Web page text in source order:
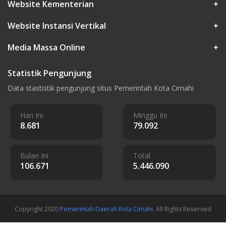
Website Kementerian
+
Website Instansi Vertikal
+
Media Massa Online
+
Statistik Pengunjung
Data stastistik pengunjung situs Pemerintah Kota Cimahi
Hari Ini
8.681
Minggu Ini
79.092
Bulan Ini
106.671
Total
5.446.090
Copyright 2020 Pemerintah Daerah Kota Cimahi. All Rights Reserved